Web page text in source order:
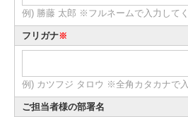
例) 勝藤 太郎 ※フルネームで入力してく
フリガナ※
例) カツフジ タロウ ※全角カタカナで入
ご担当者様の部署名